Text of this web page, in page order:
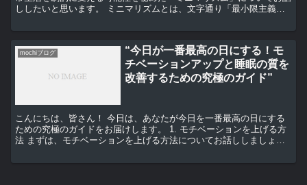
ししたいと思います。 ミニマリズムとは、文字通り「最小限主義」
mochiブログ
“今日が一番最高の日にする！モ
チベーションアップと睡眠の質を
改善するための究極のガイド”
こんにちは、皆さん！ 今日は、あなたが今日を一番最高の日にする
ための究極のガイドをお届けします。 1. モチベーションを上げる方
法 まずは、モチベーションを上げる方法についてお話ししましょ